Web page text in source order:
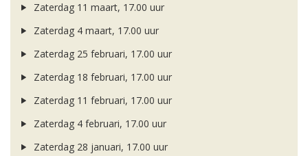
Zaterdag 11 maart, 17.00 uur
Zaterdag 4 maart, 17.00 uur
Zaterdag 25 februari, 17.00 uur
Zaterdag 18 februari, 17.00 uur
Zaterdag 11 februari, 17.00 uur
Zaterdag 4 februari, 17.00 uur
Zaterdag 28 januari, 17.00 uur